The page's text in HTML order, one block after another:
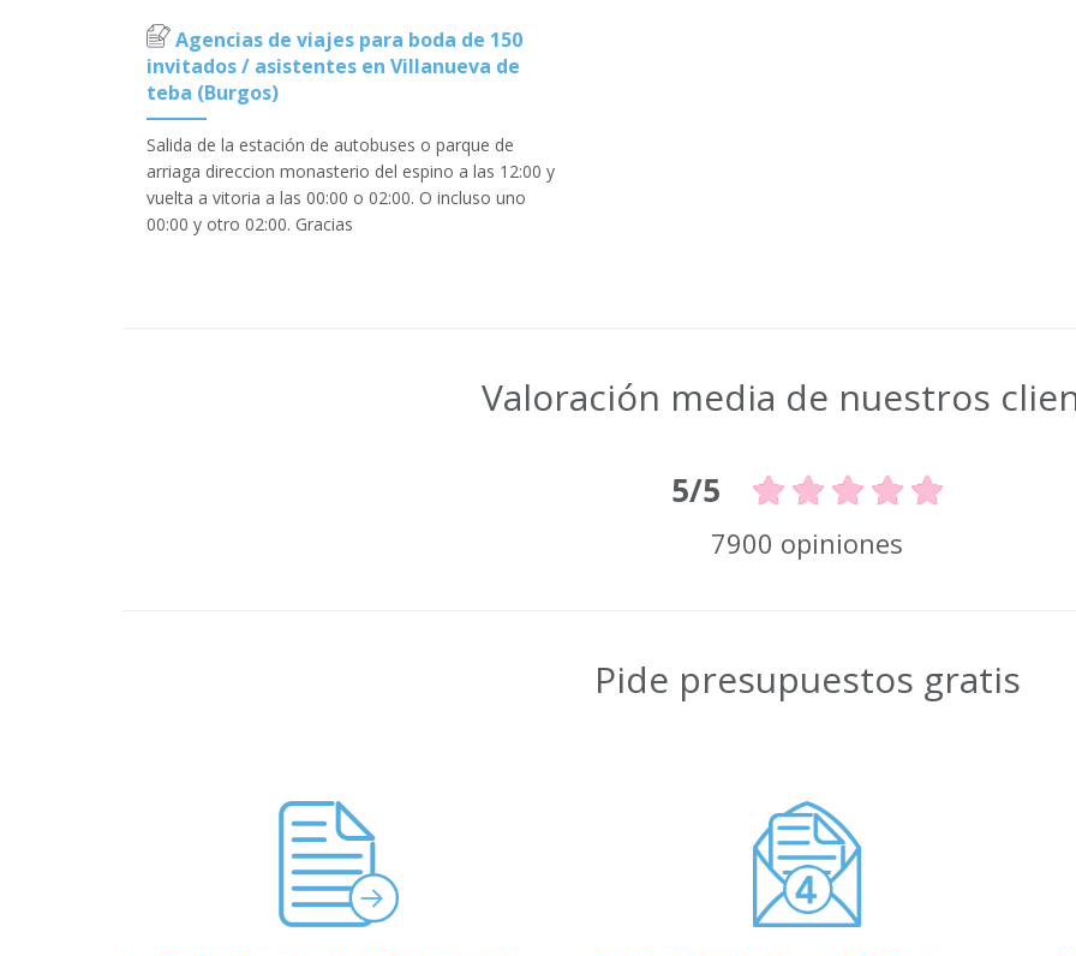
Agencias de viajes para boda de 150
invitados / asistentes en Villanueva de
teba (Burgos)
Salida de la estación de autobuses o parque de
arriaga direccion monasterio del espino a las 12:00 y
vuelta a vitoria a las 00:00 o 02:00. O incluso uno
00:00 y otro 02:00. Gracias
Valoración media de nuestros
5/5
7900 opiniones
Pide presupuestos gratis